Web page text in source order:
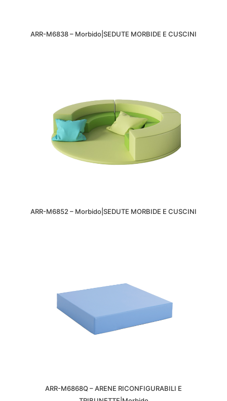
ARR-M6838 – Morbido|SEDUTE MORBIDE E CUSCINI
ARR-M6852 – Morbido|SEDUTE MORBIDE E CUSCINI
ARR-M6868Q – ARENE RICONFIGURABILI E